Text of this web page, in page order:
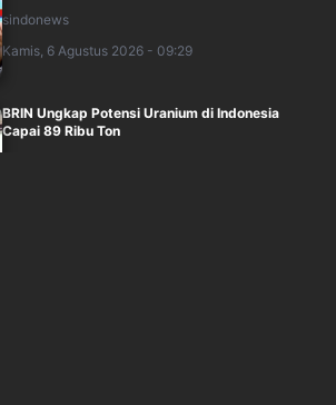
sindonews
Kamis, 6 Agustus 2026 - 09:29
BRIN Ungkap Potensi Uranium di Indonesia
Capai 89 Ribu Ton